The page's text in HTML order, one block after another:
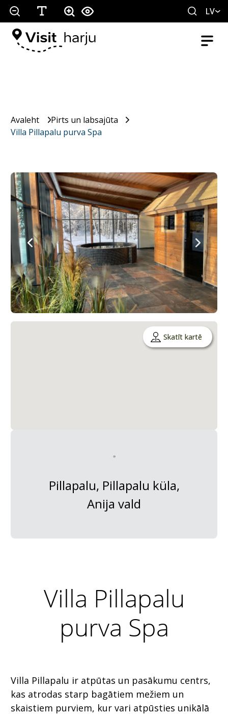
LV
Avaleht
Pirts un labsajūta
Villa Pillapalu purva Spa
Skatīt kartē
Pillapalu, Pillapalu küla,
Anija vald
Villa Pillapalu
purva Spa
Villa Pillapalu ir atpūtas un pasākumu centrs,
kas atrodas starp bagātiem mežiem un
skaistiem purviem, kur vari atpūsties unikālā